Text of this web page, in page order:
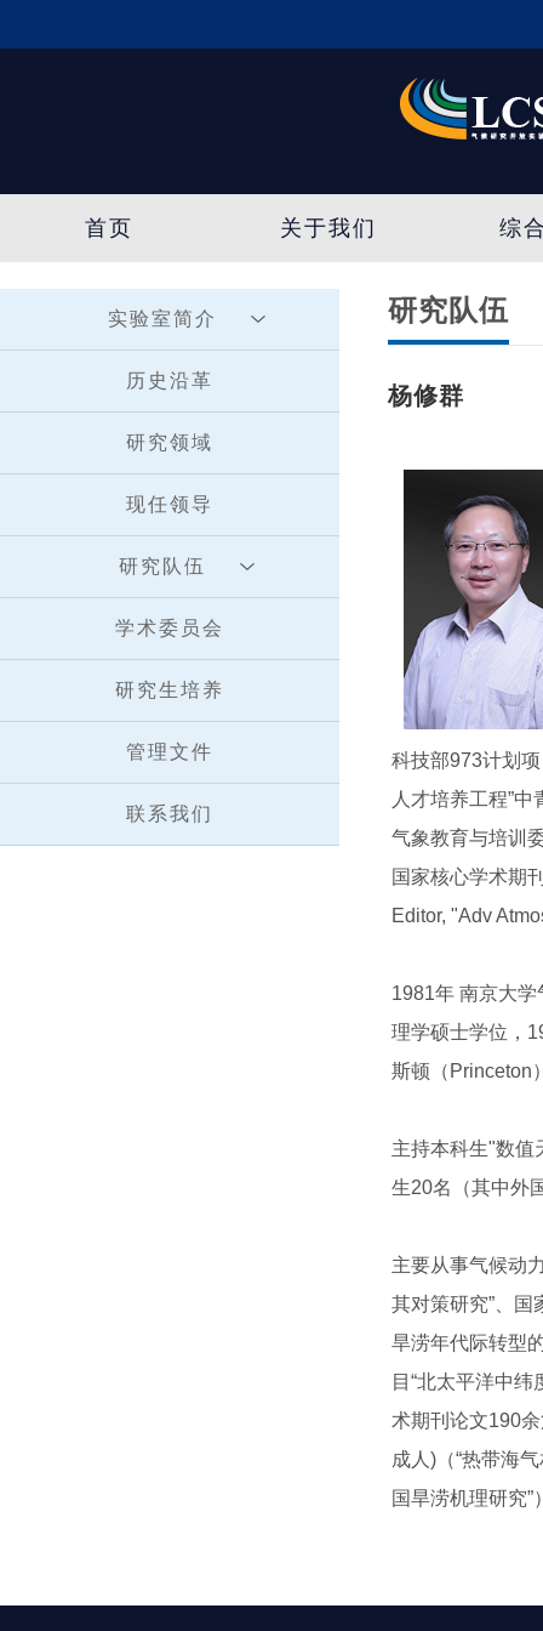
首页 关于我们 综
实验室简介
历史沿革
研究领域
现任领导
研究队伍
学术委员会
研究生培养
管理文件
联系我们
研究队伍
杨修群
科技部973计划
人才培养工程”
气象教育与培训
国家核心学术期
Editor, "Adv
1981年 南京大
理学硕士学位，
斯顿（Princeton
主持本科生"数值
生20名（其中外
主要从事气候动
其对策研究”、国
旱涝年代际转型
目“北太平洋中
术期刊论文190
成人)（“热带海
国旱涝机理研究